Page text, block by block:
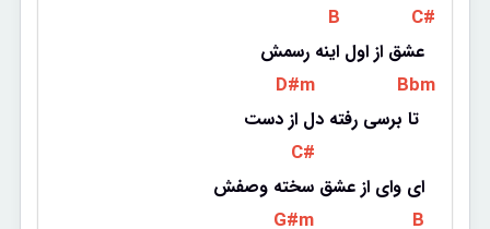
B C#
عشق از اول اینه رسمش
D#m Bbm
تا برسی رفته دل از دست
C#
ای وای از عشق سخته وصفش
G#m B